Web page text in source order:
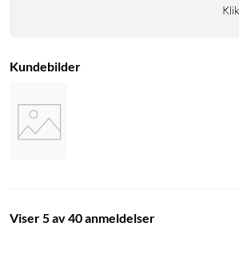
Kundebilder
Viser 5 av 40 anmeldelser